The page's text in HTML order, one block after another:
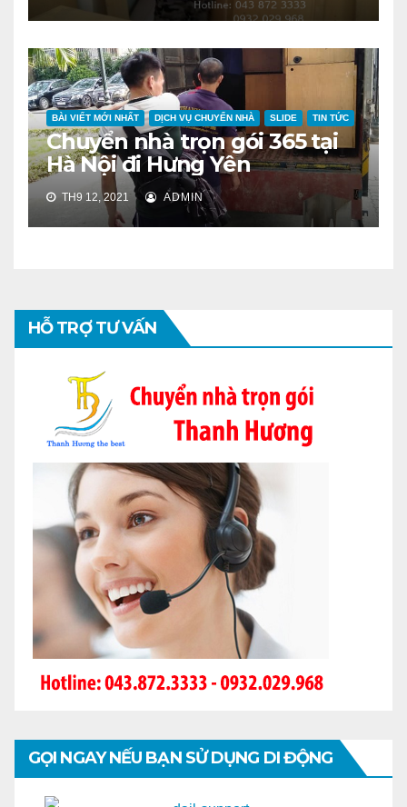
BÀI VIẾT MỚI NHẤT DỊCH VỤ CHUYỂN NHÀ SLIDE TIN TỨC
Chuyển nhà trọn gói 365 tại
Hà Nội đi Hưng Yên
TH9 12, 2021 ADMIN
HỖ TRỢ TƯ VẤN
GỌI NGAY NẾU BẠN SỬ DỤNG DI ĐỘNG